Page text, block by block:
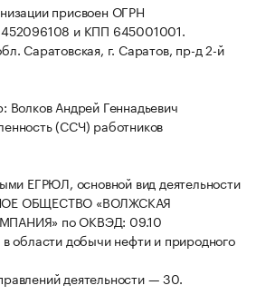
присвоен ОГРН
и КПП 645001001.
Саратовская, г. Саратов, пр-д 2-й
Волков Андрей Геннадьевич
(ССЧ) работников
ЕГРЮЛ, основной вид деятельности
ОБЩЕСТВО «ВОЛЖСКАЯ
по ОКВЭД: 09.10
в области добычи нефти и природного
деятельности — 30.